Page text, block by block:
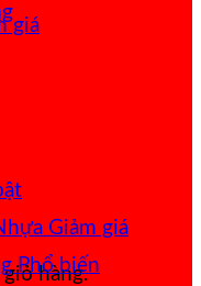
hàng.